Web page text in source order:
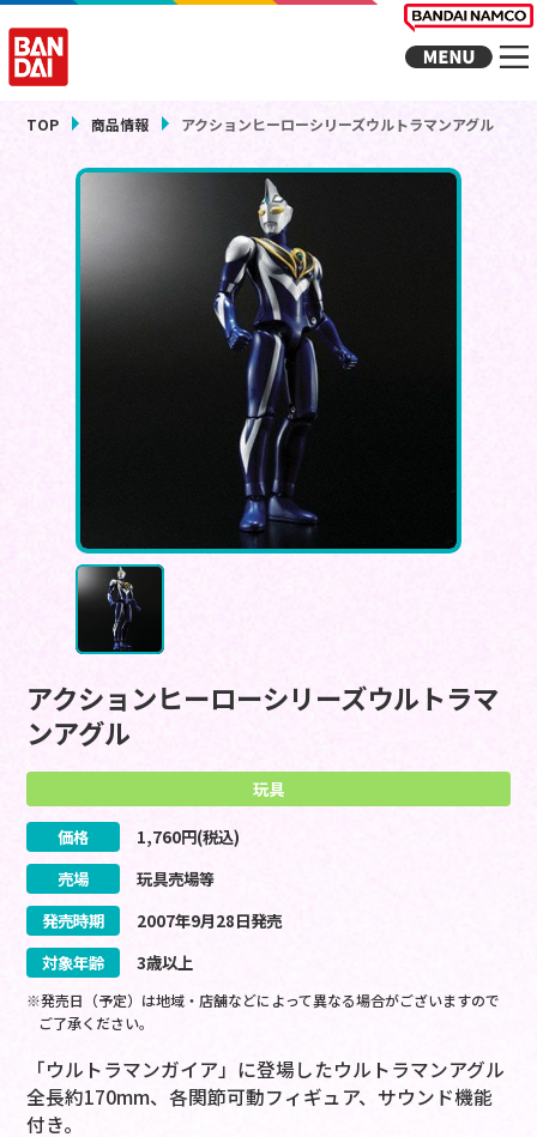
TOP 商品情報 アクションヒーローシリーズウルトラマンアグル
アクションヒーローシリーズウルトラマ
ンアグル
玩具
価格 1,760円(税込)
売場
玩具売場等
発売時期
2007年9月28日発売
対象年齢
3歳以上
※発売日（予定）は地域・店舗などによって異なる場合がございますので
ご了承ください。
「ウルトラマンガイア」に登場したウルトラマンアグル
全長約170mm、各関節可動フィギュア、サウンド機能
付き。